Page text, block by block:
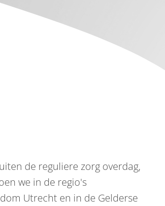
de reguliere zorg overdag,
we in de regio's
Utrecht en in de Gelderse